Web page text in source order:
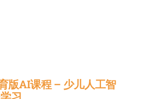
版AI课程 – 少儿人工智